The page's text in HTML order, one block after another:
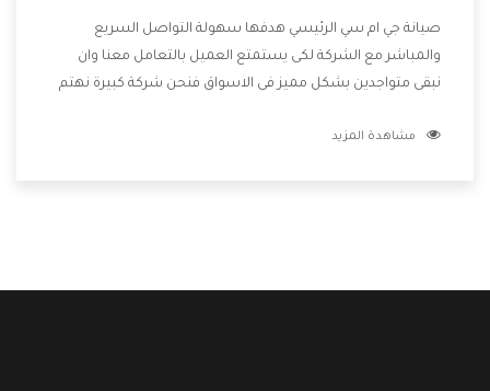
صيانة جي ام سي الرئيسي هدفها سهولة التواصل السريع
والمباشر مع الشركة لكى يستمتع العميل بالتعامل معنا وان
نبقى متواجدين بشكل مميز فى الاسواق فنحن شركة كبيرة نهتم
الشركة بها والتى تكون منها خدمة الصيانة التى تكون من أهم
مشاهدة المزيد